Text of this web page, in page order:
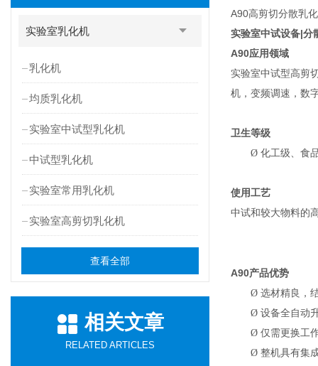
实验室乳化机
乳化机
均质乳化机
实验室中试型乳化机
中试型乳化机
实验室常用乳化机
实验室高剪切乳化机
查看全部
相关文章
RELATED ARTICLES
A90高剪切分散乳
实验室中试设备|分
A90应用领域
实验室中试型高剪
机，变频调速，数
卫生等级
Ø 化工级、食
使用工艺
中试和较大物料的
A90产品优势
Ø 选材精良，
Ø 设备全自动
Ø 仅需更换工
Ø 整机具有集